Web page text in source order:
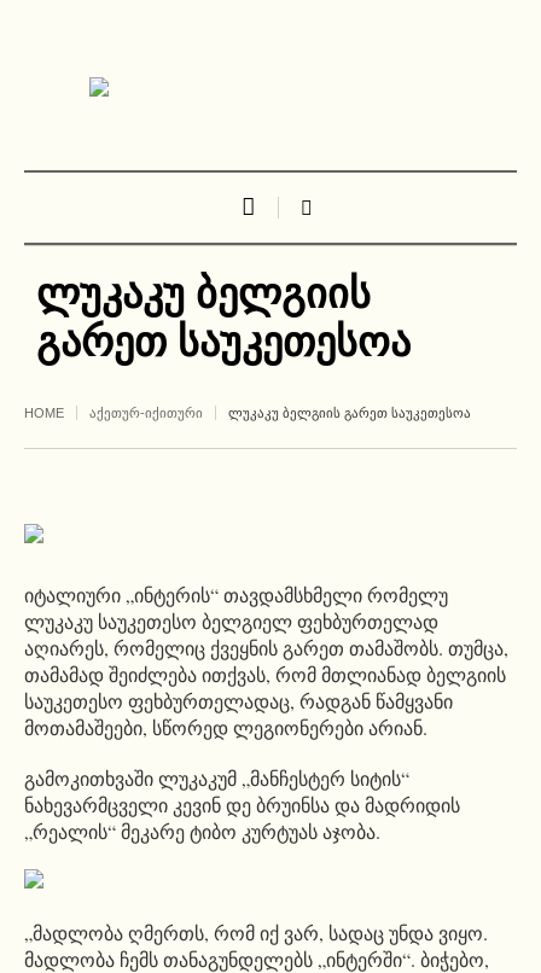
ლუკაკუ ბელგიის
გარეთ საუკეთესოა
HOME ᲐᲥᲔᲗᲣᲠ-ᲘᲥᲘᲗᲣᲠᲘ ᲚᲣᲙᲐᲙᲣ ᲑᲔᲚᲒᲘᲘᲡ ᲒᲐᲠᲔᲗ ᲡᲐᲣᲙᲔᲗᲔᲡᲝᲐ
იტალიური „ინტერის“ თავდამსხმელი რომელუ
ლუკაკუ საუკეთესო ბელგიელ ფეხბურთელად
აღიარეს, რომელიც ქვეყნის გარეთ თამაშობს. თუმცა,
თამამად შეიძლება ითქვას, რომ მთლიანად ბელგიის
საუკეთესო ფეხბურთელადაც, რადგან წამყვანი
მოთამაშეები, სწორედ ლეგიონერები არიან.
გამოკითხვაში ლუკაკუმ „მანჩესტერ სიტის“
ნახევარმცველი კევინ დე ბრუინსა და მადრიდის
„რეალის“ მეკარე ტიბო კურტუას აჯობა.
„მადლობა ღმერთს, რომ იქ ვარ, სადაც უნდა ვიყო.
მადლობა ჩემს თანაგუნდელებს „ინტერში“. ბიჭებო,